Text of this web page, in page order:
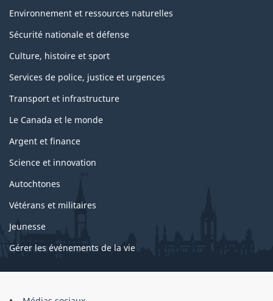
Environnement et ressources naturelles
Sécurité nationale et défense
Culture, histoire et sport
Services de police, justice et urgences
Transport et infrastructure
Le Canada et le monde
Argent et finance
Science et innovation
Autochtones
Vétérans et militaires
Jeunesse
Gérer les événements de la vie